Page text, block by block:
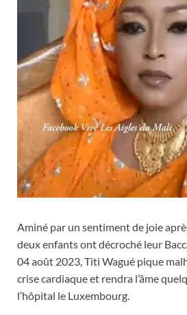
Aminé par un sentiment de joie
deux enfants ont décroché leur
04 août 2023, Titi Wagué pique
crise cardiaque et rendra l’âme
l’hôpital le Luxembourg.